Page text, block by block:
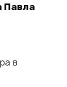
Павла